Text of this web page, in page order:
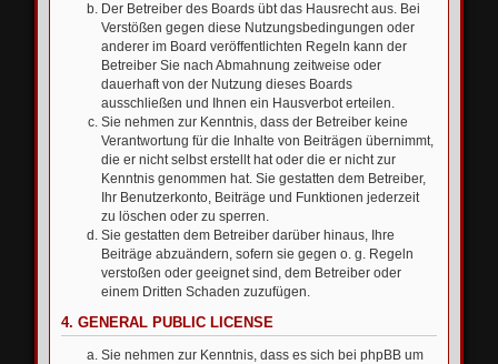
Der Betreiber des Boards übt das Hausrecht aus. Bei
Verstößen gegen diese Nutzungsbedingungen oder
anderer im Board veröffentlichten Regeln kann der
Betreiber Sie nach Abmahnung zeitweise oder
dauerhaft von der Nutzung dieses Boards
ausschließen und Ihnen ein Hausverbot erteilen.
Sie nehmen zur Kenntnis, dass der Betreiber keine
Verantwortung für die Inhalte von Beiträgen übernimmt,
die er nicht selbst erstellt hat oder die er nicht zur
Kenntnis genommen hat. Sie gestatten dem Betreiber,
Ihr Benutzerkonto, Beiträge und Funktionen jederzeit
zu löschen oder zu sperren.
Sie gestatten dem Betreiber darüber hinaus, Ihre
Beiträge abzuändern, sofern sie gegen o. g. Regeln
verstoßen oder geeignet sind, dem Betreiber oder
einem Dritten Schaden zuzufügen.
4. GENERAL PUBLIC LICENSE
Sie nehmen zur Kenntnis, dass es sich bei phpBB um